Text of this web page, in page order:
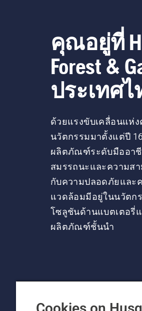
คุณอยู่ที่
Forest &
ประเทศไ
ด้วยแรงขับเคลื่อนแห่
นวัตกรรมมาตั้งแต่ปี
ผลิตภัณฑ์ระดับมืออา
สมรรถนะและความส
กับความปลอดภัยและค
แวดล้อมมีอยู่ในนวัตก
โซลูชันด้านแบตเตอรี่
ผลิตภัณฑ์ชั้นนำ